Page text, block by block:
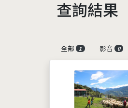
查詢結果
全部
1 影音 0